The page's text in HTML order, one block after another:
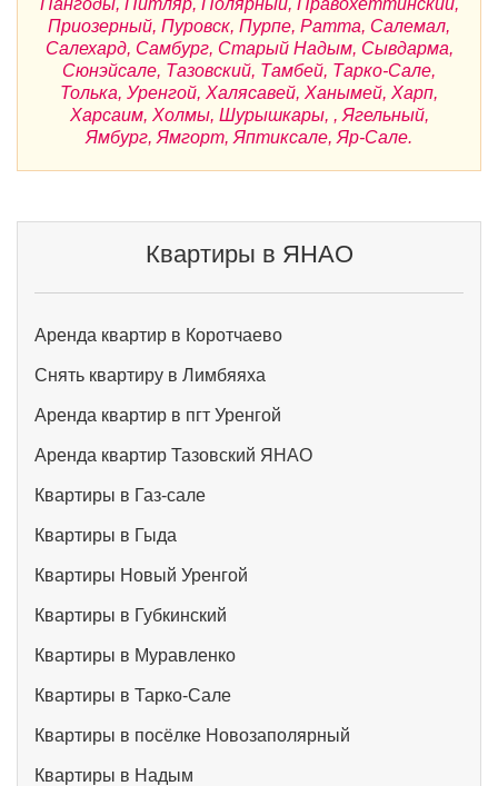
Приозерный, Пуровск, Пурпе, Ратта, Салемал,
Салехард, Самбург, Старый Надым, Сывдарма,
Сюнэйсале, Тазовский, Тамбей, Тарко-Сале,
Толька, Уренгой, Халясавей, Ханымей, Харп,
Харсаим, Холмы, Шурышкары, , Ягельный,
Ямбург, Ямгорт, Яптиксале, Яр-Сале.
Квартиры в ЯНАО
Аренда квартир в Коротчаево
Снять квартиру в Лимбяяха
Аренда квартир в пгт Уренгой
Аренда квартир Тазовский ЯНАО
Квартиры в Газ-сале
Квартиры в Гыда
Квартиры Новый Уренгой
Квартиры в Губкинский
Квартиры в Муравленко
Квартиры в Тарко-Сале
Квартиры в посёлке Новозаполярный
Квартиры в Надым